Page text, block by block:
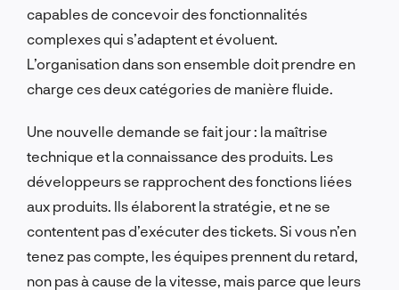
capables de concevoir des fonctionnalités
complexes qui s’adaptent et évoluent.
L’organisation dans son ensemble doit prendre en
charge ces deux catégories de manière fluide.
Une nouvelle demande se fait jour : la maîtrise
technique et la connaissance des produits. Les
développeurs se rapprochent des fonctions liées
aux produits. Ils élaborent la stratégie, et ne se
contentent pas d’exécuter des tickets. Si vous n’en
tenez pas compte, les équipes prennent du retard,
non pas à cause de la vitesse, mais parce que leurs